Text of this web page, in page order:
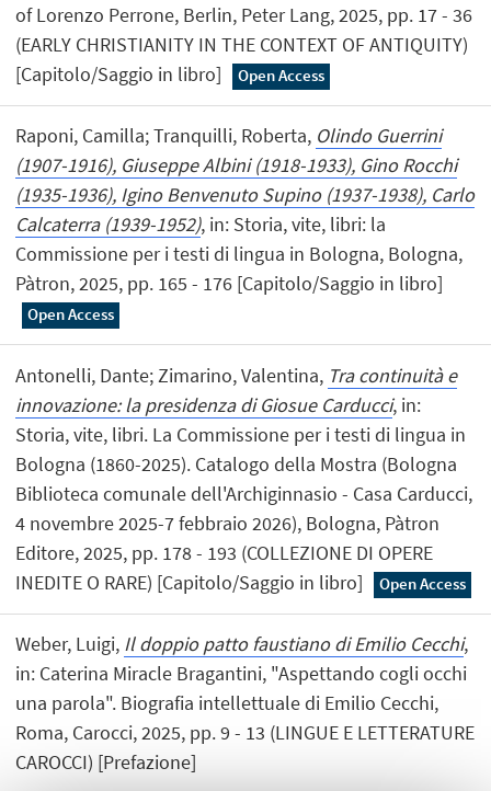
of Lorenzo Perrone, Berlin, Peter Lang, 2025, pp. 17 - 36
(EARLY CHRISTIANITY IN THE CONTEXT OF ANTIQUITY)
[Capitolo/Saggio in libro]
Open Access
Raponi, Camilla; Tranquilli, Roberta, Olindo Guerrini
(1907-1916), Giuseppe Albini (1918-1933), Gino Rocchi
(1935-1936), Igino Benvenuto Supino (1937-1938), Carlo
Calcaterra (1939-1952), in: Storia, vite, libri: la
Commissione per i testi di lingua in Bologna, Bologna,
Pàtron, 2025, pp. 165 - 176 [Capitolo/Saggio in libro]
Open Access
Antonelli, Dante; Zimarino, Valentina, Tra continuità e
innovazione: la presidenza di Giosue Carducci, in:
Storia, vite, libri. La Commissione per i testi di lingua in
Bologna (1860-2025). Catalogo della Mostra (Bologna
Biblioteca comunale dell'Archiginnasio - Casa Carducci,
4 novembre 2025-7 febbraio 2026), Bologna, Pàtron
Editore, 2025, pp. 178 - 193 (COLLEZIONE DI OPERE
INEDITE O RARE) [Capitolo/Saggio in libro]
Open Access
Weber, Luigi, Il doppio patto faustiano di Emilio Cecchi,
in: Caterina Miracle Bragantini, "Aspettando cogli occhi
una parola". Biografia intellettuale di Emilio Cecchi,
Roma, Carocci, 2025, pp. 9 - 13 (LINGUE E LETTERATURE
CAROCCI) [Prefazione]